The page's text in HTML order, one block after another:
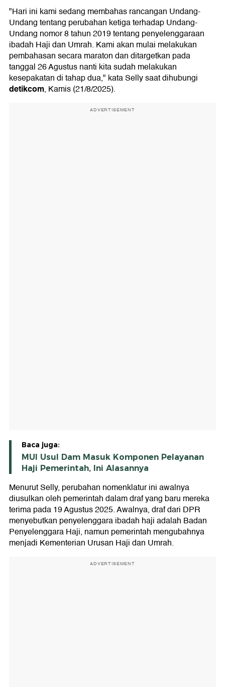
"Hari ini kami sedang membahas rancangan Undang-
Undang tentang perubahan ketiga terhadap Undang-
Undang nomor 8 tahun 2019 tentang penyelenggaraan
ibadah Haji dan Umrah. Kami akan mulai melakukan
pembahasan secara maraton dan ditargetkan pada
tanggal 26 Agustus nanti kita sudah melakukan
kesepakatan di tahap dua," kata Selly saat dihubungi
detikcom, Kamis (21/8/2025).
ADVERTISEMENT
Baca juga:
MUI Usul Dam Masuk Komponen Pelayanan
Haji Pemerintah, Ini Alasannya
Menurut Selly, perubahan nomenklatur ini awalnya
diusulkan oleh pemerintah dalam draf yang baru mereka
terima pada 19 Agustus 2025. Awalnya, draf dari DPR
menyebutkan penyelenggara ibadah haji adalah Badan
Penyelenggara Haji, namun pemerintah mengubahnya
menjadi Kementerian Urusan Haji dan Umrah.
ADVERTISEMENT